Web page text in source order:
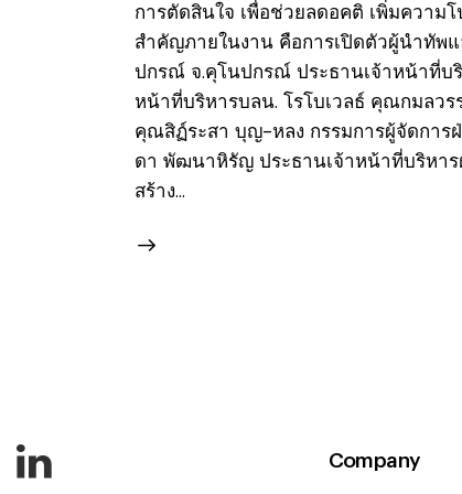
การตัดสินใจ เพื่อช่วยลดอคติ เพิ่มความ
สำคัญภายในงาน คือการเปิดตัวผู้นำทัพ
ปกรณ์ จ.คุโนปกรณ์ ประธานเจ้าหน้าที่บริ
หน้าที่บริหารบลน. โรโบเวลธ์ คุณกมลว
คุณสิฏ์ระสา บุญ-หลง กรรมการผู้จัดการ
ดา พัฒนาหิรัญ ประธานเจ้าหน้าที่บริหาร
สร้าง…
Company